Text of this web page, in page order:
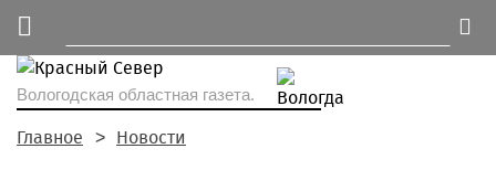
Вологодская областная газета.
Главное Новости